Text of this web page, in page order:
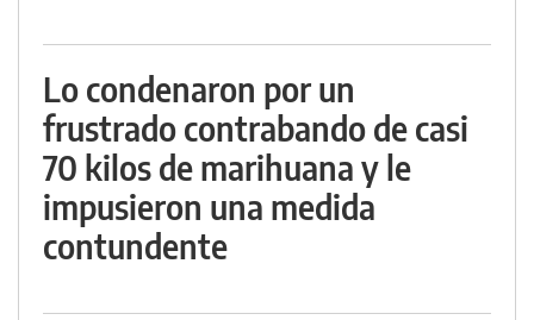
Lo condenaron por un
frustrado contrabando de casi
70 kilos de marihuana y le
impusieron una medida
contundente